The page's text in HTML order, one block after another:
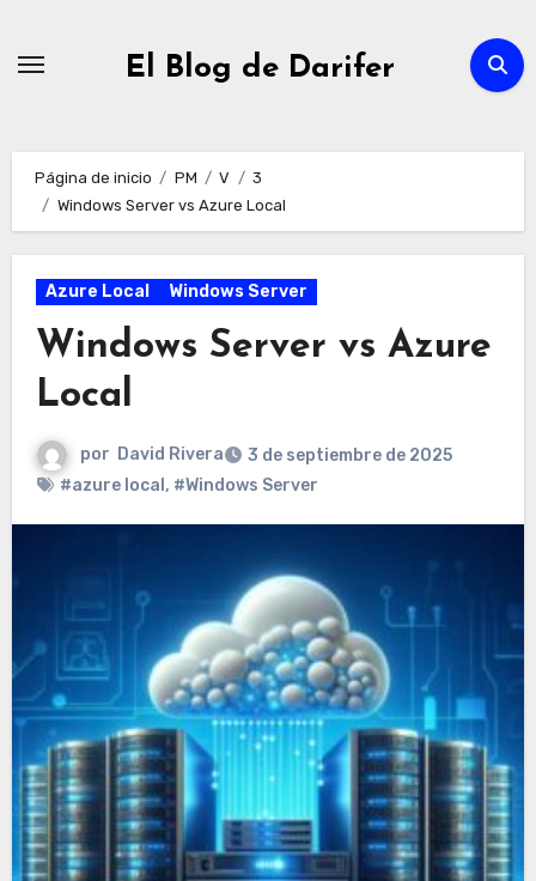
El Blog de Darifer
Página de inicio PM V
3
Windows Server vs Azure Local
Azure Local Windows Server
Windows Server vs Azure
Local
por David Rivera
3 de septiembre de 2025
#azure local , #Windows Server